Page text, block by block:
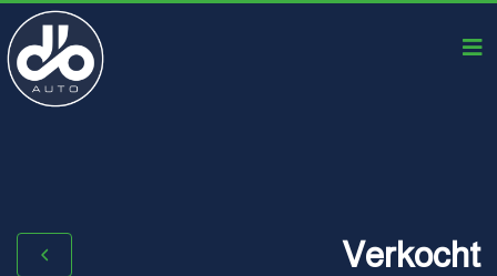
Verkocht